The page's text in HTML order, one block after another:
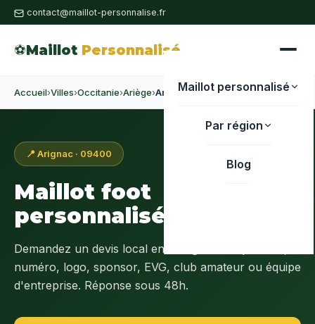
contact@maillot-personnalise.fr
⚽Maillot Personnalisé
Maillot personnalisé
Par région
Blog
Accueil›Villes›Occitanie›Ariège›Arignac
📍 Arignac · 09400
Maillot foot
personnalisé à
Demandez un devis local en
numéro, logo, sponsor, EVG, club amateur ou équipe
d'entreprise. Réponse sous 48h.